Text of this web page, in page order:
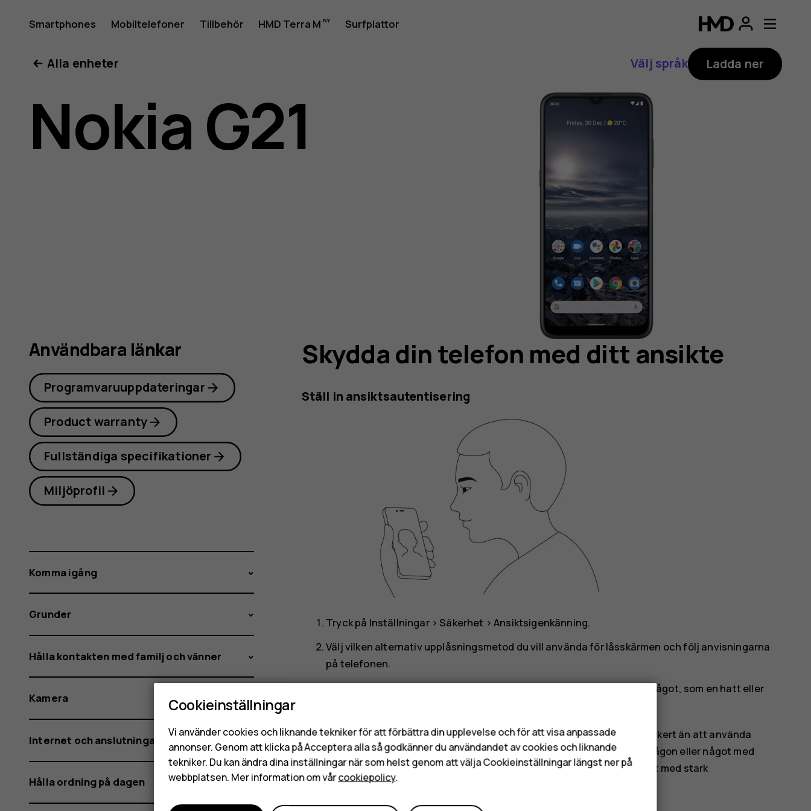
Användarhandbok
för
Nokia
Smartphones Mobiltelefoner Tillbehör HMD Terra M Surfplattor
Alla enheter
Välj språk Ladda ner
Nokia G21
Skydda din telefon med ditt ansikte
Ställ in ansiktsautentisering
Tryck på Inställningar> Säkerhet >Ansiktsigenkänning.
Välj vilken alternativ upplåsningsmetod du vill använda för låsskärmen och följ anvisningarna
på telefonen.
Håll ögonen öppna och se till att ansiktet är fullt synligt och inte täckt av något, som en hatt eller
Obs!Upplåsning av telefonen med hjälp av ansiktsdata är mindre säkert än att använda
fingeravtryck, mönster eller lösenord. Telefonen kan låsas upp av någon eller något med
liknande utseende. Ansiktsigenkänningen fungerar inte alltid korrekt med stark
bakgrundsbelysning eller för mörk eller ljus miljö.
Användbara länkar
Programvaruuppdateringar
Product warranty
Fullständiga specifikationer
Miljöprofil
Komma igång
Grunder
Hålla kontakten med familj och vänner
Kamera
Internet och anslutningar
Hålla ordning på dagen
Cookieinställningar
Vi använder cookies och liknande tekniker för att förbättra din upplevelse och för att visa anpassade
annonser. Genom att klicka på Acceptera alla så godkänner du användandet av cookies och liknande
tekniker. Du kan ändra dina inställningar när som helst genom att välja Cookieinställningar längst ner på
webbplatsen. Mer information om vårcookiepolicy.